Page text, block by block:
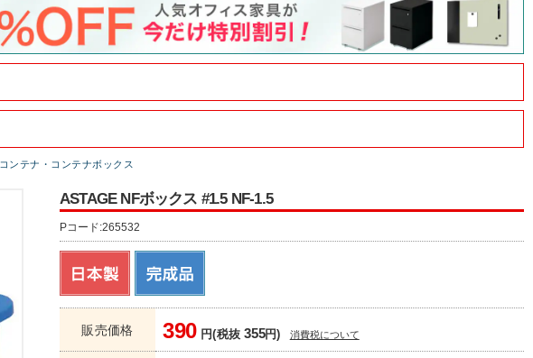
コンテナ・コンテナボックス
ASTAGE NFボックス #1.5 NF-1.5
Pコード:265532
販売価格 390円(税抜355円) 消費税について